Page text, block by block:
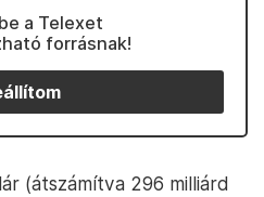
a Telexet
forrásnak!
(átszámítva 296 milliárd